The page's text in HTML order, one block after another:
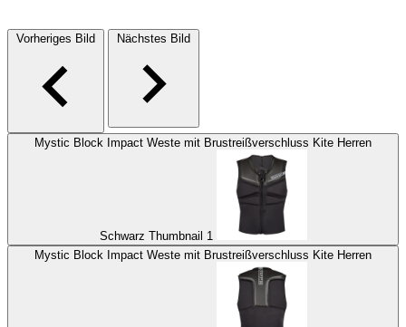
Vorheriges Bild Nächstes Bild
Mystic Block Impact Weste mit Brustreißverschluss Kite Herren
Schwarz Thumbnail 1
Mystic Block Impact Weste mit Brustreißverschluss Kite Herren